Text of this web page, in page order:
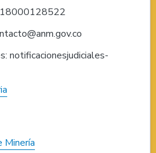
notificacionesjudiciales-
Minería